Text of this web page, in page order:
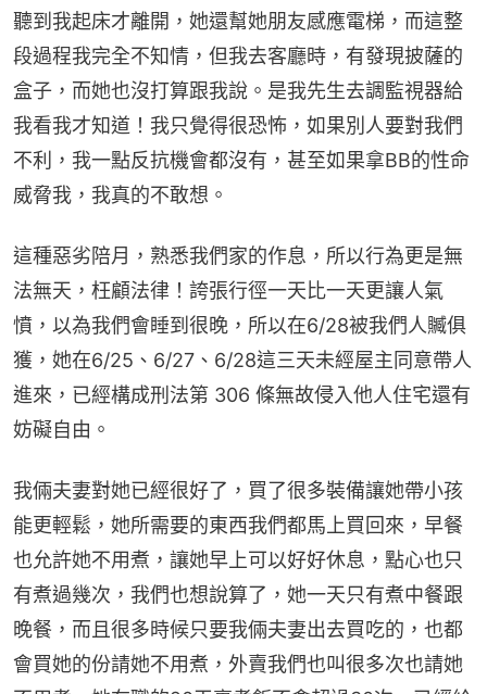
聽到我起床才離開，她還幫她朋友感應電梯，而這整
段過程我完全不知情，但我去客廳時，有發現披薩的
盒子，而她也沒打算跟我說。是我先生去調監視器給
我看我才知道！我只覺得很恐怖，如果別人要對我們
不利，我一點反抗機會都沒有，甚至如果拿BB的性命
威脅我，我真的不敢想。
這種惡劣陪月，熟悉我們家的作息，所以行為更是無
法無天，枉顧法律！誇張行徑一天比一天更讓人氣
憤，以為我們會睡到很晚，所以在6/28被我們人贓俱
獲，她在6/25、6/27、6/28這三天未經屋主同意帶人
進來，已經構成刑法第 306 條無故侵入他人住宅還有
妨礙自由。
我倆夫妻對她已經很好了，買了很多裝備讓她帶小孩
能更輕鬆，她所需要的東西我們都馬上買回來，早餐
也允許她不用煮，讓她早上可以好好休息，點心也只
有煮過幾次，我們也想說算了，她一天只有煮中餐跟
晚餐，而且很多時候只要我倆夫妻出去買吃的，也都
會買她的份請她不用煮，外賣我們也叫很多次也請她